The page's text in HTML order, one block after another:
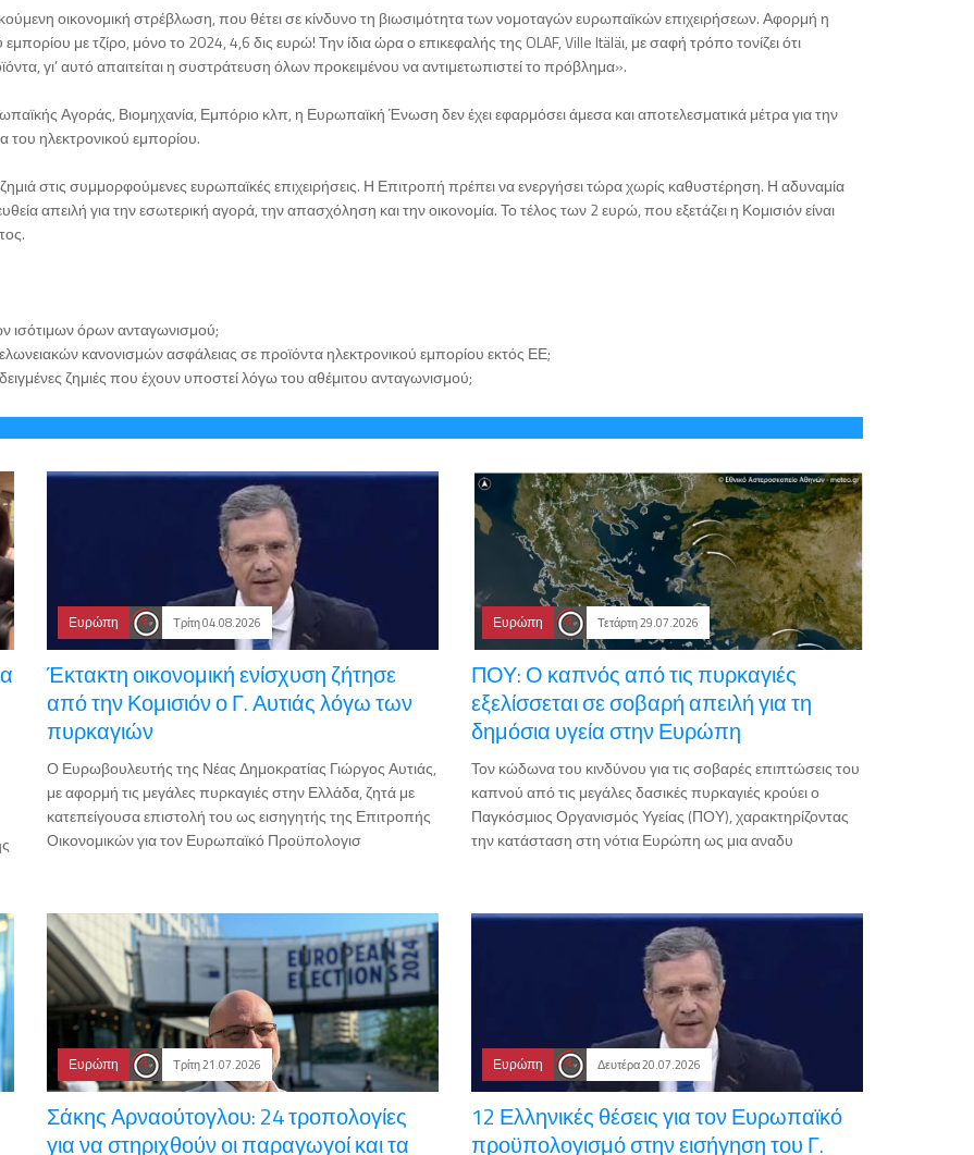
οικονομική στρέβλωση, που θέτει σε κίνδυνο τη βιωσιμότητα των νομοταγών ευρωπαϊκών επιχειρήσεων. Αφορμή η
με τζίρο, μόνο το 2024, 4,6 δις ευρώ! Την ίδια ώρα ο επικεφαλής της OLAF, Ville Itäläι, με σαφή τρόπο τονίζει ότι
γι’ αυτό απαιτείται η συστράτευση όλων προκειμένου να αντιμετωπιστεί το πρόβλημα».
Αγοράς, Βιομηχανία, Εμπόριο κλπ, η Ευρωπαϊκή Ένωση δεν έχει εφαρμόσει άμεσα και αποτελεσματικά μέτρα για την
ηλεκτρονικού εμπορίου.
στις συμμορφούμενες ευρωπαϊκές επιχειρήσεις. Η Επιτροπή πρέπει να ενεργήσει τώρα χωρίς καθυστέρηση. Η αδυναμία
απειλή για την εσωτερική αγορά, την απασχόληση και την οικονομία. Το τέλος των 2 ευρώ, που εξετάζει η Κομισιόν είναι
ισότιμων όρων ανταγωνισμού;
κανονισμών ασφάλειας σε προϊόντα ηλεκτρονικού εμπορίου εκτός ΕΕ;
ζημιές που έχουν υποστεί λόγω του αθέμιτου ανταγωνισμού;
Ευρώπη Τρίτη 04.08.2026
Έκτακτη οικονομική ενίσχυση ζήτησε
από την Κομισιόν ο Γ. Αυτιάς λόγω των
πυρκαγιών
Ο Ευρωβουλευτής της Νέας Δημοκρατίας Γιώργος Αυτιάς,
με αφορμή τις μεγάλες πυρκαγιές στην Ελλάδα, ζητά με
κατεπείγουσα επιστολή του ως εισηγητής της Επιτροπής
Οικονομικών για τον Ευρωπαϊκό Προϋπολογισ
Ευρώπη Τετάρτη 29.07.2026
ΠΟΥ: Ο καπνός από τις πυρκαγιές
εξελίσσεται σε σοβαρή απειλή για τη
δημόσια υγεία στην Ευρώπη
Τον κώδωνα του κινδύνου για τις σοβαρές επιπτώσεις του
καπνού από τις μεγάλες δασικές πυρκαγιές κρούει ο
Παγκόσμιος Οργανισμός Υγείας (ΠΟΥ), χαρακτηρίζοντας
την κατάσταση στη νότια Ευρώπη ως μια αναδυ
Ευρώπη Τρίτη 21.07.2026
Σάκης Αρναούτογλου: 24 τροπολογίες
για να στηριχθούν οι παραγωγοί και τα
Ευρώπη Δευτέρα 20.07.2026
12 Ελληνικές θέσεις για τον Ευρωπαϊκό
προϋπολογισμό στην εισήγηση του Γ.